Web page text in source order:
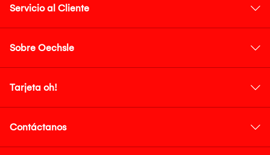
Servicio al Cliente
Sobre Oechsle
Tarjeta oh!
Contáctanos